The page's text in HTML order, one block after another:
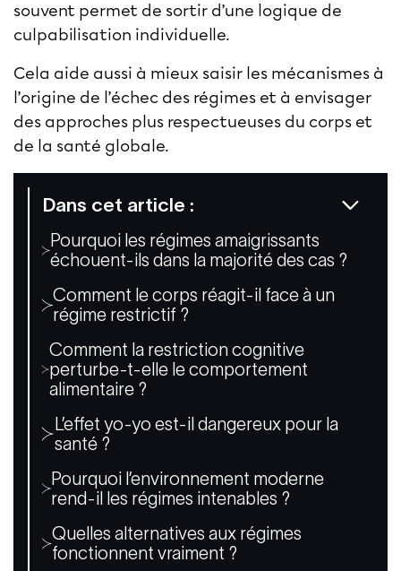
souvent permet de sortir d’une logique de
culpabilisation individuelle.
Cela aide aussi à mieux saisir les mécanismes à
l’origine de l’échec des régimes et à envisager
des approches plus respectueuses du corps et
de la santé globale.
Dans cet article :
Pourquoi les régimes amaigrissants
échouent-ils dans la majorité des cas ?
Comment le corps réagit-il face à un
régime restrictif ?
Comment la restriction cognitive
perturbe-t-elle le comportement
alimentaire ?
L’effet yo-yo est-il dangereux pour la
santé ?
Pourquoi l’environnement moderne
rend-il les régimes intenables ?
Quelles alternatives aux régimes
fonctionnent vraiment ?